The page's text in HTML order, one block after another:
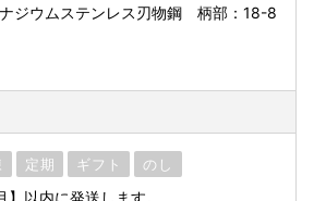
ジウムステンレス刃物鋼 柄部：18-8
定期 ギフト のし